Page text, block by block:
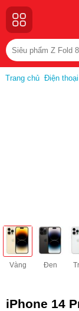
Trang chủ Điện thoại
Vàng Đen
iPhone 14